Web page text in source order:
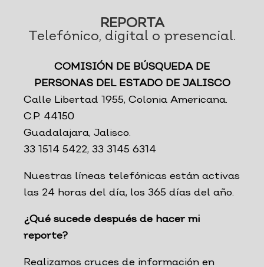
REPORTA
Telefónico, digital o presencial.
COMISIÓN DE BÚSQUEDA DE
PERSONAS DEL ESTADO DE JALISCO
Calle Libertad 1955, Colonia Americana.
C.P. 44150
Guadalajara, Jalisco.
33 1514 5422, 33 3145 6314
Nuestras líneas telefónicas están activas
las 24 horas del día, los 365 días del año.
¿Qué sucede después de hacer mi
reporte?
Realizamos cruces de información en